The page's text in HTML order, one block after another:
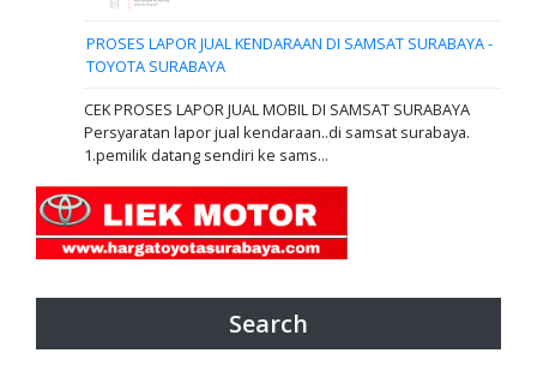
PROSES LAPOR JUAL KENDARAAN DI SAMSAT SURABAYA -
TOYOTA SURABAYA
CEK PROSES LAPOR JUAL MOBIL DI SAMSAT SURABAYA
Persyaratan lapor jual kendaraan..di samsat surabaya.
1.pemilik datang sendiri ke sams...
Search